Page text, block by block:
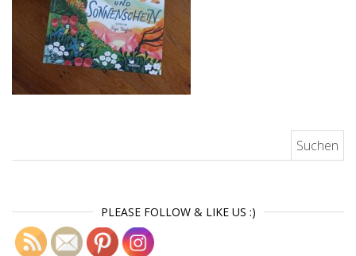
PLEASE FOLLOW & LIKE US :)